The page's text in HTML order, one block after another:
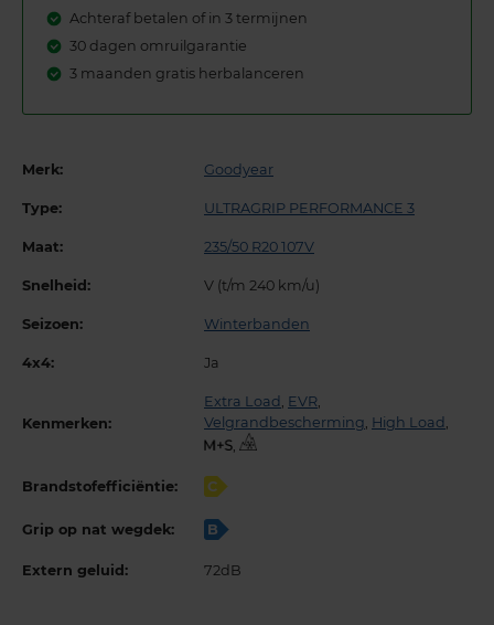
Achteraf betalen of in 3 termijnen
30 dagen omruilgarantie
3 maanden gratis herbalanceren
Merk: Goodyear
Type: ULTRAGRIP PERFORMANCE 3
Maat: 235/50 R20 107V
Snelheid: V (t/m 240 km/u)
Seizoen: Winterbanden
4x4: Ja
Kenmerken:
Extra Load EVR
Velgrandbescherming High Load
,
Brandstofefficiëntie: C
Grip op nat wegdek: B
Extern geluid: 72dB